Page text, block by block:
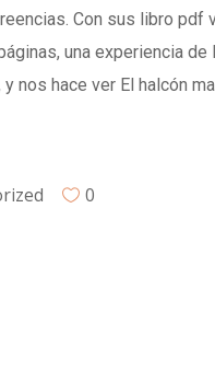
Con sus libro pdf
una experiencia
nos hace ver El halcón
0